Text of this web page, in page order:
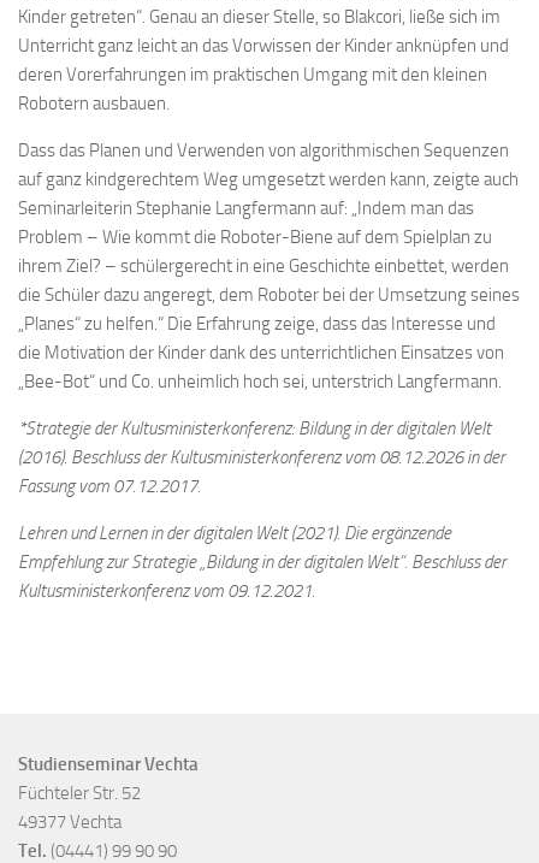
Kinder getreten“. Genau an dieser Stelle, so Blakcori, ließe sich im
Unterricht ganz leicht an das Vorwissen der Kinder anknüpfen und
deren Vorerfahrungen im praktischen Umgang mit den kleinen
Robotern ausbauen.
Dass das Planen und Verwenden von algorithmischen Sequenzen
auf ganz kindgerechtem Weg umgesetzt werden kann, zeigte auch
Seminarleiterin Stephanie Langfermann auf: „Indem man das
Problem – Wie kommt die Roboter-Biene auf dem Spielplan zu
ihrem Ziel? – schülergerecht in eine Geschichte einbettet, werden
die Schüler dazu angeregt, dem Roboter bei der Umsetzung seines
„Planes“ zu helfen.“ Die Erfahrung zeige, dass das Interesse und
die Motivation der Kinder dank des unterrichtlichen Einsatzes von
„Bee-Bot“ und Co. unheimlich hoch sei, unterstrich Langfermann.
*Strategie der Kultusministerkonferenz: Bildung in der digitalen Welt
(2016). Beschluss der Kultusministerkonferenz vom 08.12.2026 in der
Fassung vom 07.12.2017.
Lehren und Lernen in der digitalen Welt (2021). Die ergänzende
Empfehlung zur Strategie „Bildung in der digitalen Welt“. Beschluss der
Kultusministerkonferenz vom 09.12.2021.
Studienseminar Vechta
Füchteler Str. 52
49377 Vechta
Tel. (04441) 99 90 90